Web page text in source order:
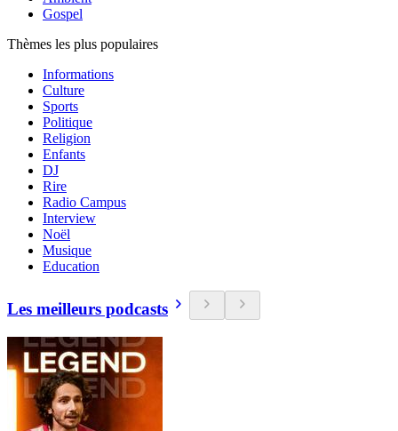
Gospel
Thèmes les plus populaires
Informations
Culture
Sports
Politique
Religion
Enfants
DJ
Rire
Radio Campus
Interview
Noël
Musique
Education
Les meilleurs podcasts